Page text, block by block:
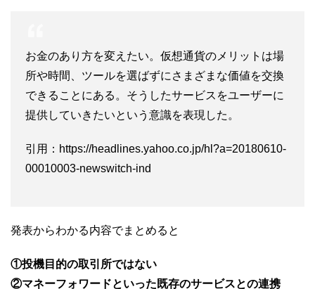
お金のあり方を変えたい。仮想通貨のメリットは場
所や時間、ツールを選ばずにさまざまな価値を交換
できることにある。そうしたサービスをユーザーに
提供していきたいという意識を表現した。
引用：https://headlines.yahoo.co.jp/hl?a=20180610-
00010003-newswitch-ind
発表からわかる内容でまとめると
①投機目的の取引所ではない
②マネーフォワードといった既存のサービスとの連携